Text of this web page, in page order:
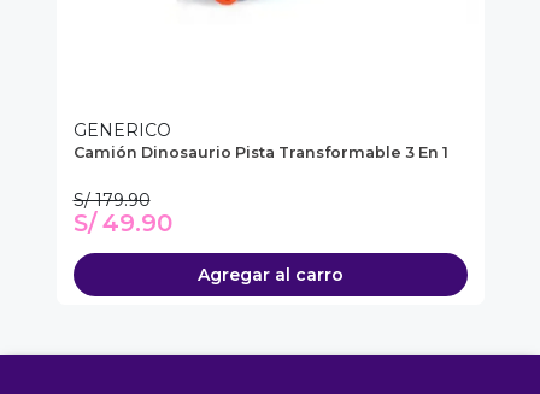
GENERICO
Camión Dinosaurio Pista Transformable 3 En 1
S/ 179.90
S/ 49.90
Agregar al carro